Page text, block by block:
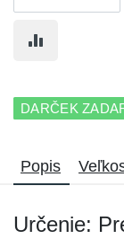
DARČEK
Popis
Určenie: